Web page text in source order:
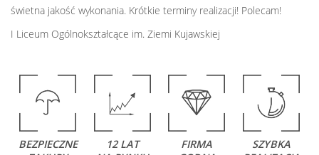
świetna jakość wykonania. Krótkie terminy realizacji! Polecam!
I Liceum Ogólnokształcące im. Ziemi Kujawskiej
BEZPIECZNE
12 LAT
FIRMA
SZYBKA